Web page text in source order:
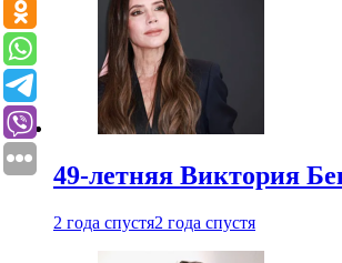
49-летняя Виктория
2 года спустя2 года спустя